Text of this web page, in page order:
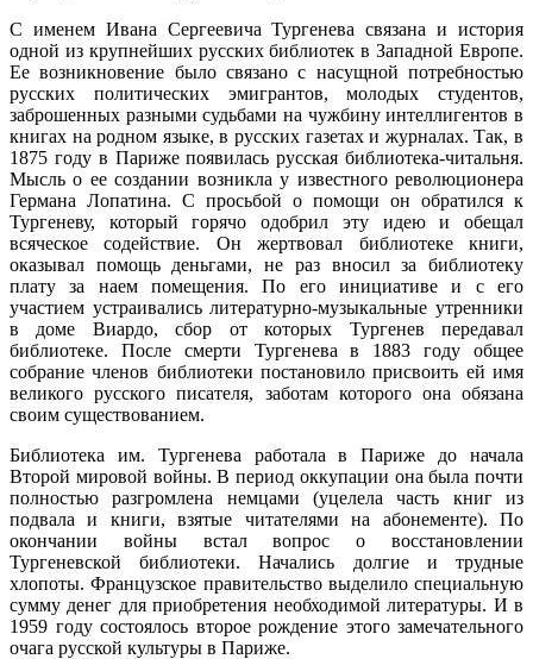
С именем Ивана Сергеевича Тургенева связана и история
одной из крупнейших русских библиотек в Западной Европе.
Ее возникновение было связано с насущной потребностью
русских политических эмигрантов, молодых студентов,
заброшенных разными судьбами на чужбину интеллигентов в
книгах на родном языке, в русских газетах и журналах. Так, в
1875 году в Париже появилась русская библиотека-читальня.
Мысль о ее создании возникла у известного революционера
Германа Лопатина. С просьбой о помощи он обратился к
Тургеневу, который горячо одобрил эту идею и обещал
всяческое содействие. Он жертвовал библиотеке книги,
оказывал помощь деньгами, не раз вносил за библиотеку
плату за наем помещения. По его инициативе и с его
участием устраивались литературно-музыкальные утренники
в доме Виардо, сбор от которых Тургенев передавал
библиотеке. После смерти Тургенева в 1883 году общее
собрание членов библиотеки постановило присвоить ей имя
великого русского писателя, заботам которого она обязана
своим существованием.
Библиотека им. Тургенева работала в Париже до начала
Второй мировой войны. В период оккупации она была почти
полностью разгромлена немцами (уцелела часть книг из
подвала и книги, взятые читателями на абонементе). По
окончании войны встал вопрос о восстановлении
Тургеневской библиотеки. Начались долгие и трудные
хлопоты. Французское правительство выделило специальную
сумму денег для приобретения необходимой литературы. И в
1959 году состоялось второе рождение этого замечательного
очага русской культуры в Париже.